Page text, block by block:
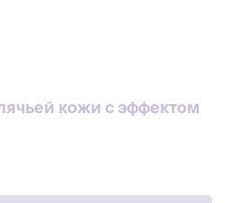
кожи с эффектом